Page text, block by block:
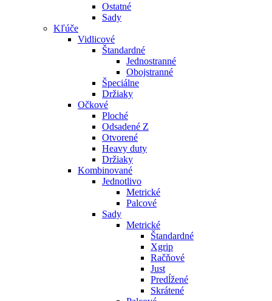
Ostatné
Sady
Kľúče
Vidlicové
Štandardné
Jednostranné
Obojstranné
Špeciálne
Držiaky
Očkové
Ploché
Odsadené Z
Otvorené
Heavy duty
Držiaky
Kombinované
Jednotlivo
Metrické
Palcové
Sady
Metrické
Štandardné
Xgrip
Račňové
Just
Predĺžené
Skrátené